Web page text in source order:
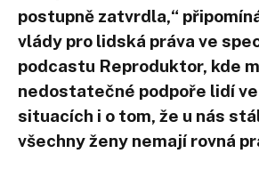
postupně zatvrdla,“
vlády pro lidská práva ve
podcastu Reproduktor, kde
nedostatečné podpoře lidí
situacích i o tom, že u nás
všechny ženy nemají rovná